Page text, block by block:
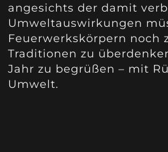
angesichts der damit
Umweltauswirkungen
Feuerwerkskörpern noch
Traditionen zu
Jahr zu begrüßen – mit
Umwelt.